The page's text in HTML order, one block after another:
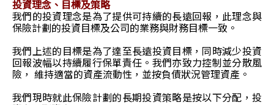
投資理念、目標及策略
我們的投資理念是為了提供可持續的長遠回報，此理念與
保險計劃的投資目標及公司的業務與財務目標一致。
我們上述的目標是為了達至長遠投資目標，同時減少投資
回報波幅以持續履行保單責任。我們亦致力控制並分散風
險， 維持適當的資產流動性，並按負債狀況管理資產。
我們現時就此保險計劃的長期投資策略是按以下分配，投